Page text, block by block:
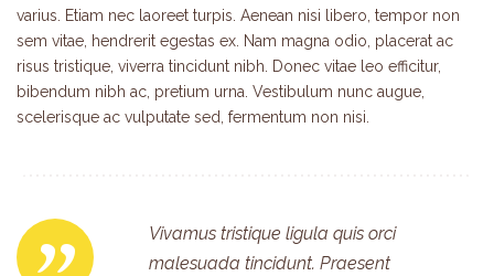
varius. Etiam nec laoreet turpis. Aenean nisi libero, tempor non
sem vitae, hendrerit egestas ex. Nam magna odio, placerat ac
risus tristique, viverra tincidunt nibh. Donec vitae leo efficitur,
bibendum nibh ac, pretium urna. Vestibulum nunc augue,
scelerisque ac vulputate sed, fermentum non nisi.
Vivamus tristique ligula quis orci
malesuada tincidunt. Praesent